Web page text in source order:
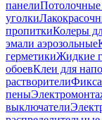
панели
уголки
пропиткиКолеры
эмали аэрозольные
герметикиЖидкие
обоевКлеи для
растворители
пены
выключатели